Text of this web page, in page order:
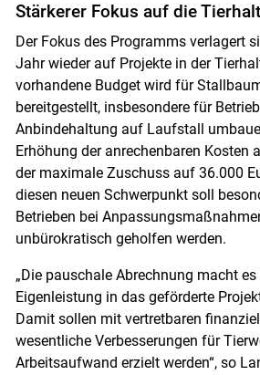
Stärkerer Fokus auf die
Der Fokus des Programms verlagert
Jahr wieder auf Projekte in der
vorhandene Budget wird für
bereitgestellt, insbesondere für
Anbindehaltung auf Laufstall
Erhöhung der anrechenbaren Kosten
der maximale Zuschuss auf 36.000
diesen neuen Schwerpunkt soll
Betrieben bei
unbürokratisch geholfen werden.
„Die pauschale Abrechnung macht
Eigenleistung in das geförderte
Damit sollen mit vertretbaren
wesentliche Verbesserungen für
Arbeitsaufwand erzielt werden“, so